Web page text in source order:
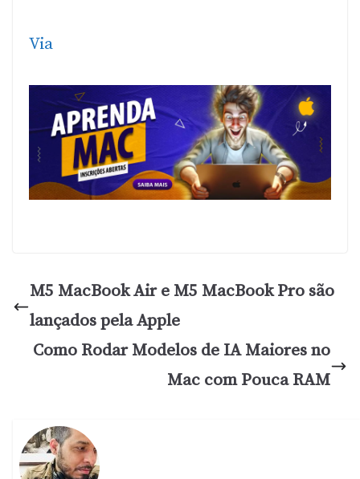
Via
M5 MacBook Air e M5 MacBook Pro são
lançados pela Apple
Como Rodar Modelos de IA Maiores no
Mac com Pouca RAM